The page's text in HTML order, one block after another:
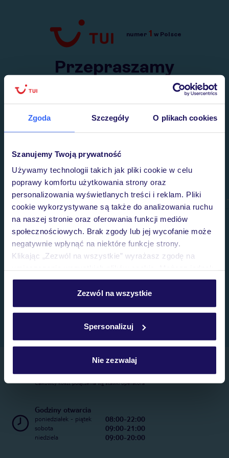
Zgoda Szczegóły O plikach cookies
Szanujemy Twoją prywatność
Używamy technologii takich jak pliki cookie w celu
poprawy komfortu użytkowania strony oraz
personalizowania wyświetlanych treści i reklam. Pliki
cookie wykorzystywane są także do analizowania ruchu
na naszej stronie oraz oferowania funkcji mediów
społecznościowych. Brak zgody lub jej wycofanie może
negatywnie wpłynąć na niektóre funkcje strony.
Klikając „Zezwól na wszystkie” wyrażasz zgodę na
personalizować swój wybór wchodząc w zakładkę
Szczegółowe informacje o plikach cookie znajdziesz
Zezwól na wszystkie
Spersonalizuj
Nie zezwalaj
Przejdź do TUI.pl
numer 1 w Polsce
Przepraszamy
Wysłaliśmy nasz serwis na krótkie wakacje.
Telefoniczne Centrum Rezerwacji
22 270 31 20
Całkowity koszt połączenia wg stawki operatora
Godziny otwarcia
poniedziałek - piątek 08:00-22:00
sobota 09:00-21:00
niedziela 09:00-20:00